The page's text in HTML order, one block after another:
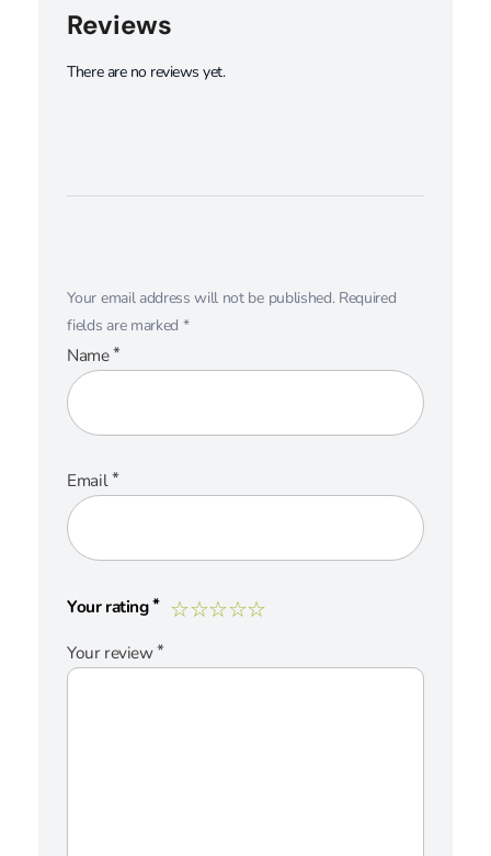
Reviews
There are no reviews yet.
Your email address will not be published. Required
fields are marked *
Name*
Email*
Your rating*
Your review*